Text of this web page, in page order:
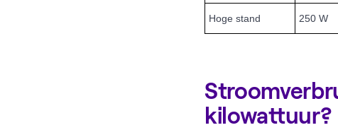
Hoge stand 250 W
kilowattuur?